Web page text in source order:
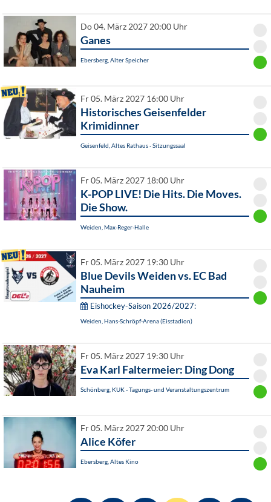
Do 04. März 2027 20:00 Uhr
Ganes
Ebersberg, Alter Speicher
Fr 05. März 2027 16:00 Uhr
Historisches Geisenfelder
Krimidinner
Geisenfeld, Altes Rathaus - Sitzungssaal
Fr 05. März 2027 18:00 Uhr
K-POP LIVE! Die Hits. Die Moves.
Die Show.
Weiden, Max-Reger-Halle
Fr 05. März 2027 19:30 Uhr
Blue Devils Weiden vs. EC Bad
Nauheim
Eishockey-Saison 2026/2027:
Weiden, Hans-Schröpf-Arena (Eisstadion)
Fr 05. März 2027 19:30 Uhr
Eva Karl Faltermeier: Ding Dong
Schönberg, KUK - Tagungs- und Veranstaltungszentrum
Fr 05. März 2027 20:00 Uhr
Alice Köfer
Ebersberg, Altes Kino